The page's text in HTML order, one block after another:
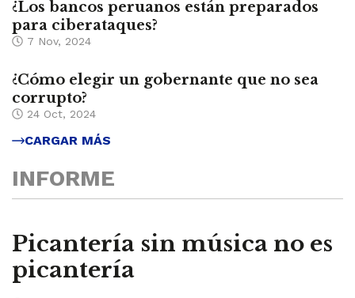
¿Los bancos peruanos están preparados
para ciberataques?
7 Nov, 2024
¿Cómo elegir un gobernante que no sea
corrupto?
24 Oct, 2024
CARGAR MÁS
INFORME
Picantería sin música no es
picantería